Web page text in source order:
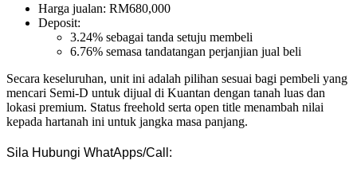
Harga jualan: RM680,000
Deposit:
3.24% sebagai tanda setuju membeli
6.76% semasa tandatangan perjanjian jual beli
Secara keseluruhan, unit ini adalah pilihan sesuai bagi pembeli yang
mencari Semi-D untuk dijual di Kuantan dengan tanah luas dan
lokasi premium. Status freehold serta open title menambah nilai
kepada hartanah ini untuk jangka masa panjang.
Sila Hubungi WhatApps/Call: